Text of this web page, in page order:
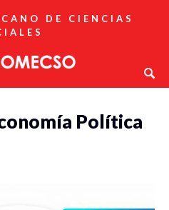
DE CIENCIAS
Política